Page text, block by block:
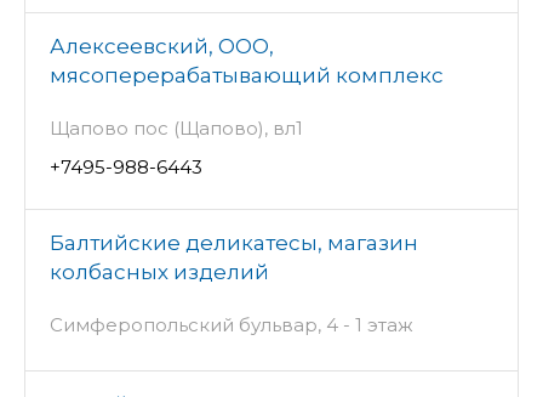
Алексеевский, ООО,
мясоперерабатывающий комплекс
Щапово пос (Щапово), вл1
+7495-988-6443
Балтийские деликатесы, магазин
колбасных изделий
Симферопольский бульвар, 4 - 1 этаж